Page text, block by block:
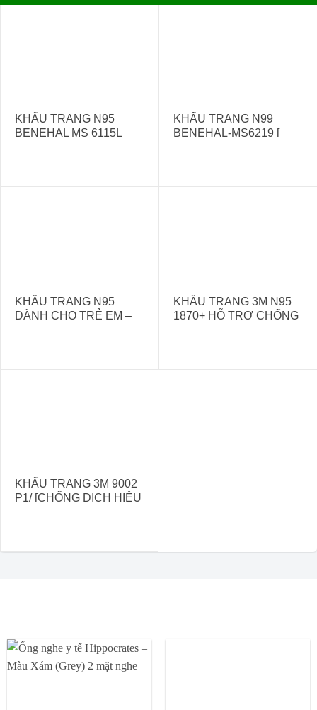
KHẨU TRANG N95
BENEHAL MS 6115L
KHẨU TRANG N99
BENEHAL-MS6219 [
KHẨU TRANG N95
DÀNH CHO TRẺ EM –
KHẨU TRANG 3M N95
1870+ HỖ TRỢ CHỐNG
KHẨU TRANG 3M 9002
P1/ [CHỐNG DỊCH HIỆU